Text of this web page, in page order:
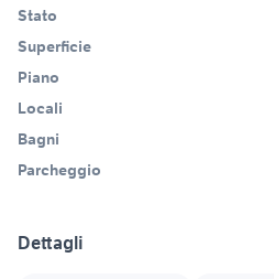
Stato
Superficie
Piano
Locali
Bagni
Parcheggio
Dettagli